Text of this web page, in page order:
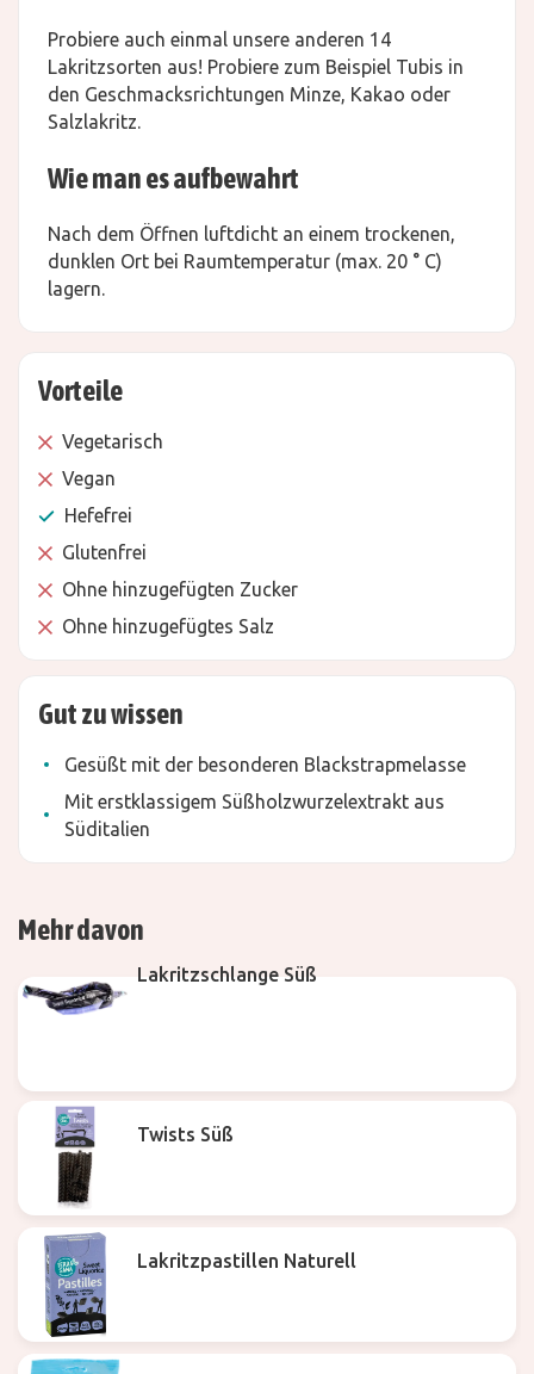
Probiere auch einmal unsere anderen 14
Lakritzsorten aus! Probiere zum Beispiel Tubis in
den Geschmacksrichtungen Minze, Kakao oder
Salzlakritz.
Wie man es aufbewahrt
Nach dem Öffnen luftdicht an einem trockenen,
dunklen Ort bei Raumtemperatur (max. 20 ° C)
lagern.
Vorteile
Vegetarisch
Vegan
Hefefrei
Glutenfrei
Ohne hinzugefügten Zucker
Ohne hinzugefügtes Salz
Gut zu wissen
Gesüßt mit der besonderen Blackstrapmelasse
Mit erstklassigem Süßholzwurzelextrakt aus
Süditalien
Mehr davon
Lakritzschlange Süß
Twists Süß
Lakritzpastillen Naturell